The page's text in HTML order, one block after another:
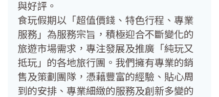
與好評。
食玩假期以「超值價錢、特色行程、專業
服務」為服務宗旨，積極迎合不斷變化的
旅遊市場需求，專注發展及推廣「純玩又
抵玩」的各地旅行團。我們擁有專業的銷
售及策劃團隊，憑藉豐富的經驗、貼心周
到的安排、專業細緻的服務及創新多變的